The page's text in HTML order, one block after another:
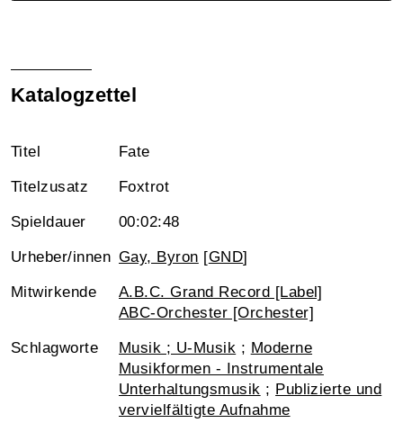
Katalogzettel
Titel Fate
Titelzusatz Foxtrot
Spieldauer 00:02:48
Urheber/innen Gay, Byron [GND]
Mitwirkende
A.B.C. Grand Record [Label]
ABC-Orchester [Orchester]
Schlagworte Musik ; U-Musik ; Moderne
Musikformen - Instrumentale
Unterhaltungsmusik ; Publizierte und
vervielfältigte Aufnahme